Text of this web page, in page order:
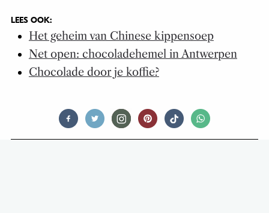
LEES OOK:
Het geheim van Chinese kippensoep
Net open: chocoladehemel in Antwerpen
Chocolade door je koffie?